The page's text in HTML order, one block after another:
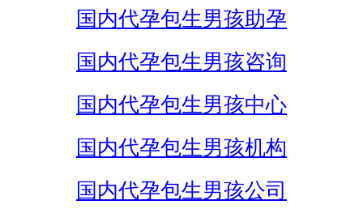
国内代孕包生男孩助孕
国内代孕包生男孩咨询
国内代孕包生男孩中心
国内代孕包生男孩机构
国内代孕包生男孩公司